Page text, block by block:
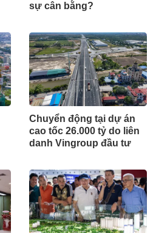
sự cân bằng?
Chuyển động tại dự án
cao tốc 26.000 tỷ do liên
danh Vingroup đầu tư